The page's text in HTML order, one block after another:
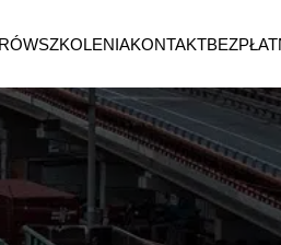
SZKOLENIAKONTAKT